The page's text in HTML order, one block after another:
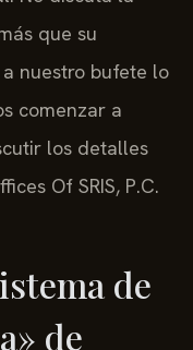
que su
nuestro bufete lo
comenzar a
los detalles
Of SRIS, P.C.
de
de